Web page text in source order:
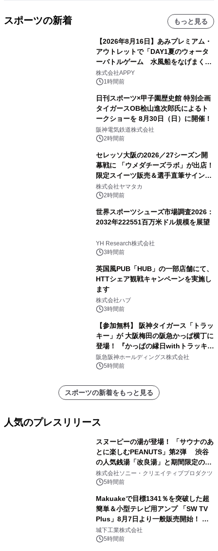
スポーツの新着 もっと見る
【2026年8月16日】あみプレミアム・
アウトレットで「DAY1夏のウォータ
ーバトルゲーム 水風船をなげまくろ
う！」を開催
株式会社APPY
1時間前
日刊スポーツ×甲子園歴史館 特別企画
タイガースOB桧山進次郎氏によるト
ークショーを 8月30日（日）に開催！
阪神電気鉄道株式会社
2時間前
セレッソ大阪の2026／27シーズン開
幕戦に 「ウメダチーズラボ」が出店！
限定スイーツ販売＆選手直筆サイング
ッズが当たる抽選会を 8月8日に開催
株式会社ヤマタカ
2時間前
世界スポーツシューズ市場調査2026：
2032年222551百万米ドル規模を展望
YH Research株式会社
3時間前
英国風PUB「HUB」の一部店舗にて、
HTTシェア観戦キャンペーンを実施し
ます
株式会社ハブ
3時間前
【参加無料】 阪神タイガース「トラッ
キー」が 大阪梅田の阪急かっぱ横丁に
登場！ 『かっぱの縁日withトラッキ
ー』
阪急阪神ホールディングス株式会社
5時間前
スポーツの新着をもっと見る
人気のプレスリリース
スヌーピーの湯が登場！ 「サウナのあ
とに楽しむPEANUTS」第2弾 渋谷
の人気銭湯「改良湯」と期間限定のコ
ラボレーション サウナイキタイコラ
ボグッズも発売決定！
株式会社ソニー・クリエイティブプロダクツ
5時間前
Makuakeで目標1341％を突破した超
簡単＆小型テレビ用アンプ 「SW TV
Plus」8月7日より一般販売開始！ ケ
ーブル1本つなぐだけ、テレビの音が
ぐっと豊かに
城下工業株式会社
5時間前